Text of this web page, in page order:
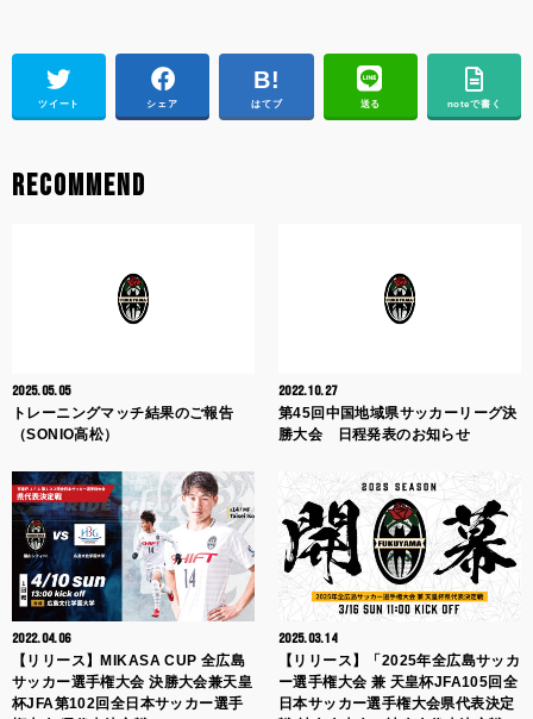
ツイート シェア はてブ 送る noteで書く
RECOMMEND
2025.05.05
トレーニングマッチ結果のご報告
（SONIO高松）
2022.10.27
第45回中国地域県サッカーリーグ決
勝大会 日程発表のお知らせ
2022.04.06
【リリース】MIKASA CUP 全広島
サッカー選手権大会 決勝大会兼天皇
杯JFA第102回全日本サッカー選手
2025.03.14
【リリース】「2025年全広島サッカ
ー選手権大会 兼 天皇杯JFA105回全
日本サッカー選手権大会県代表決定